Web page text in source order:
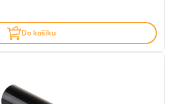
Do košíku